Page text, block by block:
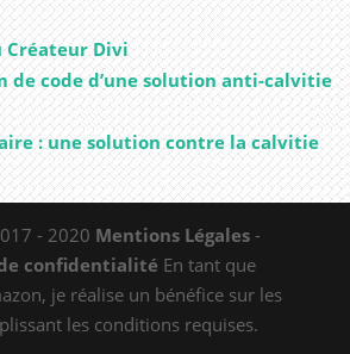
Créateur Divi
de code d’une solution anti-calvitie
: une solution contre la calvitie
- 2020 Mentions Légales -
confidentialité En tant que
je réalise un bénéfice sur les
les conditions requises.